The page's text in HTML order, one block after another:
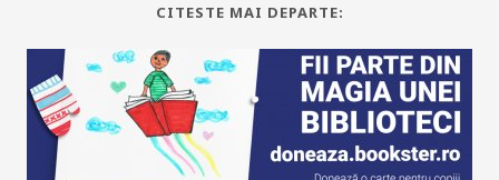
CITESTE MAI DEPARTE: